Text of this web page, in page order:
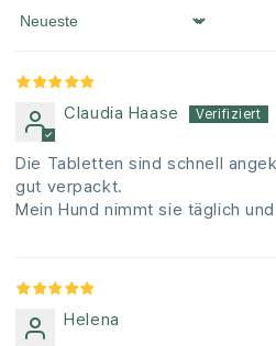
Sort by
Claudia Haase
Die Tabletten sind schnell
gut verpackt.
Mein Hund nimmt sie täglich
Helena